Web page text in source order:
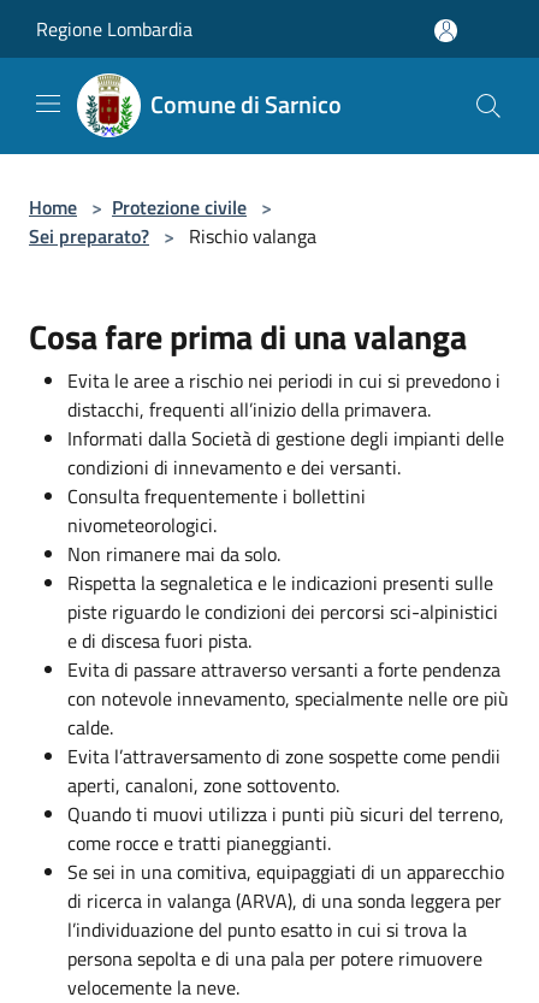
Regione Lombardia
Comune di Sarnico
Home > Protezione civile >
Sei preparato? > Rischio valanga
Cosa fare prima di una valanga
Evita le aree a rischio nei periodi in cui si prevedono i
distacchi, frequenti all’inizio della primavera.
Informati dalla Società di gestione degli impianti delle
condizioni di innevamento e dei versanti.
Consulta frequentemente i bollettini
nivometeorologici.
Non rimanere mai da solo.
Rispetta la segnaletica e le indicazioni presenti sulle
piste riguardo le condizioni dei percorsi sci-alpinistici
e di discesa fuori pista.
Evita di passare attraverso versanti a forte pendenza
con notevole innevamento, specialmente nelle ore più
calde.
Evita l’attraversamento di zone sospette come pendii
aperti, canaloni, zone sottovento.
Quando ti muovi utilizza i punti più sicuri del terreno,
come rocce e tratti pianeggianti.
Se sei in una comitiva, equipaggiati di un apparecchio
di ricerca in valanga (ARVA), di una sonda leggera per
l’individuazione del punto esatto in cui si trova la
persona sepolta e di una pala per potere rimuovere
velocemente la neve.